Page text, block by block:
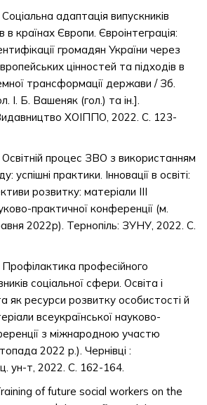
адаптація випускників
в країнах Європи. Євроінтеграція:
громадян України через
цінностей та підходів в
трансформації держави / Зб.
І. Б. Вашеняк (гол.) та ін.].
ХОІППО, 2022. С. 123-
процес ЗВО з використанням
успішні практики. Інновації в освіті:
розвитку: матеріали ІІІ
практичної конференції (м.
2022р). Тернопіль: ЗУНУ, 2022. С.
професійного
соціальної сфери. Освіта і
як ресурси розвитку особистості й
всеукраїнської науково-
з міжнародною участю
2022 р.). Чернівці :
ун-т, 2022. С. 162-164.
of future social workers on the